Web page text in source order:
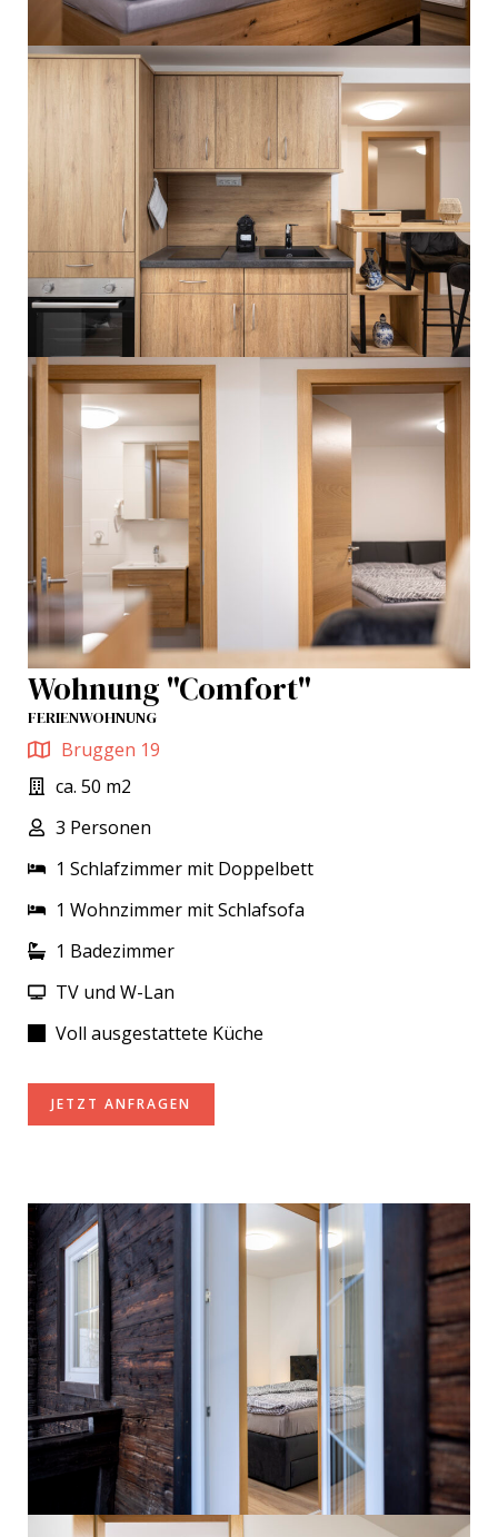
Wohnung "Comfort"
FERIENWOHNUNG
Bruggen 19
ca. 50 m2
3 Personen
1 Schlafzimmer mit Doppelbett
1 Wohnzimmer mit Schlafsofa
1 Badezimmer
TV und W-Lan
Voll ausgestattete Küche
JETZT ANFRAGEN